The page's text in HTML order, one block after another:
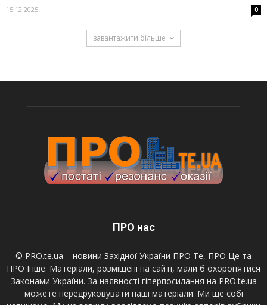
15.12.2025 0
завантажити більше
ПРО нас
© PRO.te.ua – новини Західної України ПРО Те, ПРО Це та
ПРО Інше. Матеріали, розміщені на сайті, мали б охоронятися
Законами України. За наявності гіперпосилання на PRO.te.ua
можете передруковувати наші матеріали. Ми ще собі